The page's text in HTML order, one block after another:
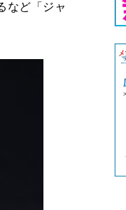
など「ジャ